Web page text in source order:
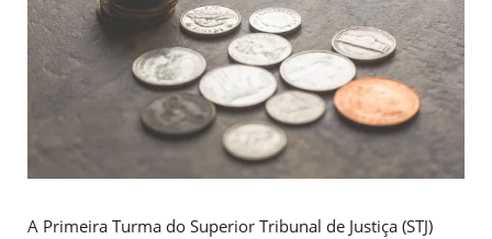
A Primeira Turma do Superior Tribunal de Justiça (STJ)